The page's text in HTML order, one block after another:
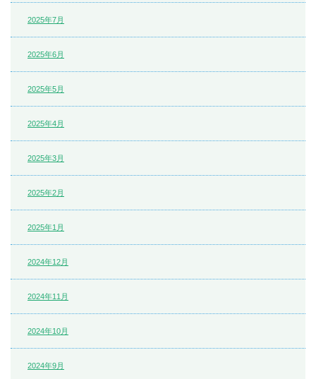
2025年7月
2025年6月
2025年5月
2025年4月
2025年3月
2025年2月
2025年1月
2024年12月
2024年11月
2024年10月
2024年9月